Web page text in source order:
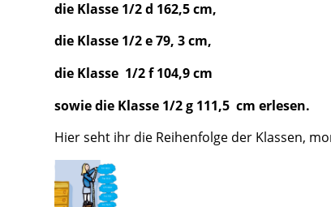
die Klasse 1/2 d 162,5 cm,
die Klasse 1/2 e 79, 3 cm,
die Klasse 1/2 f 104,9 cm
sowie die Klasse 1/2 g 111,5 cm erlesen.
Hier seht ihr die Reihenfolge der Klassen,